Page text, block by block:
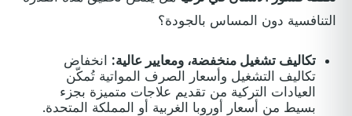
التنافسية دون المساس بالجودة؟
تكاليف تشغيل منخفضة، ومعايير عالية: انخفاض
تكاليف التشغيل وأسعار الصرف المواتية تُمكّن
العيادات التركية من تقديم علاجات متميزة بجزء
بسيط من أسعار أوروبا الغربية أو المملكة المتحدة.